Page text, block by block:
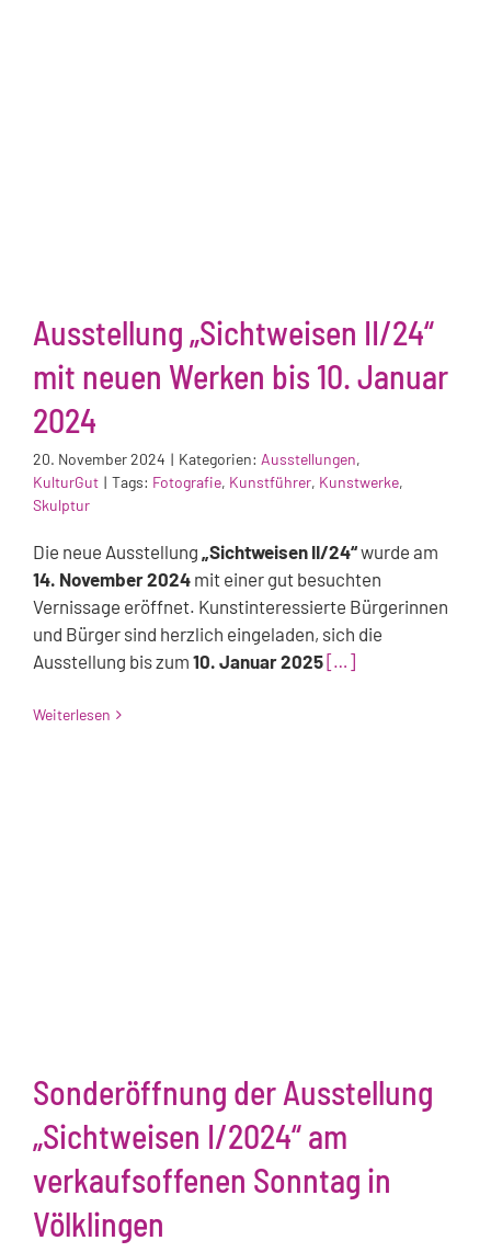
Ausstellung „Sichtweisen II/24“
mit neuen Werken bis 10. Januar
2024
20. November 2024 | Kategorien: Ausstellungen,
KulturGut | Tags: Fotografie, Kunstführer, Kunstwerke,
Skulptur
Die neue Ausstellung „Sichtweisen II/24“wurde am
14. November 2024 mit einer gut besuchten
Vernissage eröffnet. Kunstinteressierte Bürgerinnen
und Bürger sind herzlich eingeladen, sich die
Ausstellung bis zum 10. Januar 2025 […]
Weiterlesen
Sonderöffnung der Ausstellung
„Sichtweisen I/2024“ am
verkaufsoffenen Sonntag in
Völklingen